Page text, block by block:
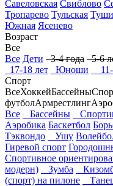
Савеловская Свиблово
Тропарево Тульская
Южная Ясенево
Возраст
Все
Все Дети 3-4 года 5-6
17-18 лет
Юноши 11-
Спорт
ВсеХоккейБассейны
футболАрмрестлинг
Все
Бассейны
Аэробика Баскетбол
Тэквондо
Ушу
Гиревой спорт
Спортивное
модерн)
Зумба
(спорт) на пилоне